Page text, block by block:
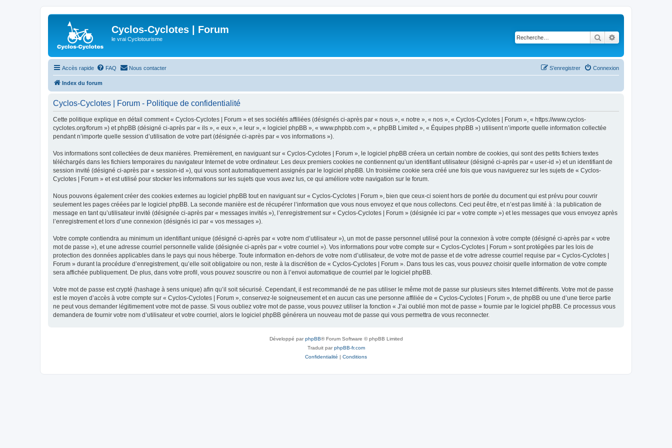
Cyclos-Cyclotes | Forum
le vrai Cyclotourisme Rechercher
Accès rapide FAQ Nous contacter Connexion
S’enregistrer
Index du forum
Cyclos-Cyclotes | Forum - Politique de confidentialité
Cette politique explique en détail comment « Cyclos-Cyclotes | Forum » et ses sociétés affiliées (désignés ci-après par « nous », « notre », « nos », « Cyclos-Cyclotes | Forum », « https://www.cyclos-
cyclotes.org/forum ») et phpBB (désigné ci-après par « ils », « eux », « leur », « logiciel phpBB », « www.phpbb.com », « phpBB Limited », « Équipes phpBB ») utilisent n’importe quelle information collectée
pendant n’importe quelle session d’utilisation de votre part (désignée ci-après par « vos informations »).
Vos informations sont collectées de deux manières. Premièrement, en naviguant sur « Cyclos-Cyclotes | Forum », le logiciel phpBB créera un certain nombre de cookies, qui sont des petits fichiers textes
téléchargés dans les fichiers temporaires du navigateur Internet de votre ordinateur. Les deux premiers cookies ne contiennent qu’un identifiant utilisateur (désigné ci-après par « user-id ») et un identifiant de
session invité (désigné ci-après par « session-id »), qui vous sont automatiquement assignés par le logiciel phpBB. Un troisième cookie sera créé une fois que vous naviguerez sur les sujets de « Cyclos-
Cyclotes | Forum » et est utilisé pour stocker les informations sur les sujets que vous avez lus, ce qui améliore votre navigation sur le forum.
Nous pouvons également créer des cookies externes au logiciel phpBB tout en naviguant sur « Cyclos-Cyclotes | Forum », bien que ceux-ci soient hors de portée du document qui est prévu pour couvrir
seulement les pages créées par le logiciel phpBB. La seconde manière est de récupérer l’information que vous nous envoyez et que nous collectons. Ceci peut être, et n’est pas limité à : la publication de
message en tant qu’utilisateur invité (désignée ci-après par « messages invités »), l’enregistrement sur « Cyclos-Cyclotes | Forum » (désignée ici par « votre compte ») et les messages que vous envoyez après
l’enregistrement et lors d’une connexion (désignés ici par « vos messages »).
Votre compte contiendra au minimum un identifiant unique (désigné ci-après par « votre nom d’utilisateur »), un mot de passe personnel utilisé pour la connexion à votre compte (désigné ci-après par « votre
mot de passe »), et une adresse courriel personnelle valide (désignée ci-après par « votre courriel »). Vos informations pour votre compte sur « Cyclos-Cyclotes | Forum » sont protégées par les lois de
protection des données applicables dans le pays qui nous héberge. Toute information en-dehors de votre nom d’utilisateur, de votre mot de passe et de votre adresse courriel requise par « Cyclos-Cyclotes |
Forum » durant la procédure d’enregistrement, qu’elle soit obligatoire ou non, reste à la discrétion de « Cyclos-Cyclotes | Forum ». Dans tous les cas, vous pouvez choisir quelle information de votre compte
sera affichée publiquement. De plus, dans votre profil, vous pouvez souscrire ou non à l’envoi automatique de courriel par le logiciel phpBB.
Votre mot de passe est crypté (hashage à sens unique) afin qu’il soit sécurisé. Cependant, il est recommandé de ne pas utiliser le même mot de passe sur plusieurs sites Internet différents. Votre mot de passe
est le moyen d’accès à votre compte sur « Cyclos-Cyclotes | Forum », conservez-le soigneusement et en aucun cas une personne affiliée de « Cyclos-Cyclotes | Forum », de phpBB ou une d’une tierce partie
ne peut vous demander légitimement votre mot de passe. Si vous oubliez votre mot de passe, vous pouvez utiliser la fonction « J’ai oublié mon mot de passe » fournie par le logiciel phpBB. Ce processus vous
demandera de fournir votre nom d’utilisateur et votre courriel, alors le logiciel phpBB générera un nouveau mot de passe qui vous permettra de vous reconnecter.
Développé parphpBB® Forum Software © phpBB Limited
Traduit parphpBB-fr.com
Confidentialité | Conditions